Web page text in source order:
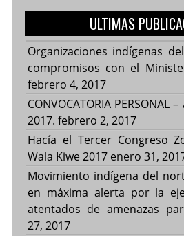
ULTIMAS
Organizaciones indígenas
compromisos con el
febrero 4, 2017
CONVOCATORIA PERSONAL –
2017. febrero 2, 2017
Hacía el Tercer Congreso
Wala Kiwe 2017 enero 31,
Movimiento indígena del
en máxima alerta por la
atentados de amenazas
27, 2017